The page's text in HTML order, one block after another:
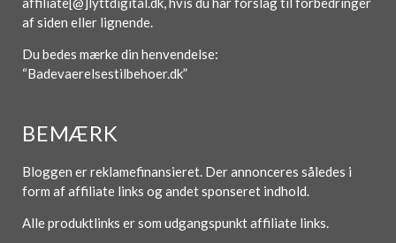
af siden eller lignende.
Du bedes mærke din henvendelse:
“Badevaerelsestilbehoer.dk”
BEMÆRK
Bloggen er reklamefinansieret. Der annonceres således i
form af affiliate links og andet sponseret indhold.
Alle produktlinks er som udgangspunkt affiliate links.